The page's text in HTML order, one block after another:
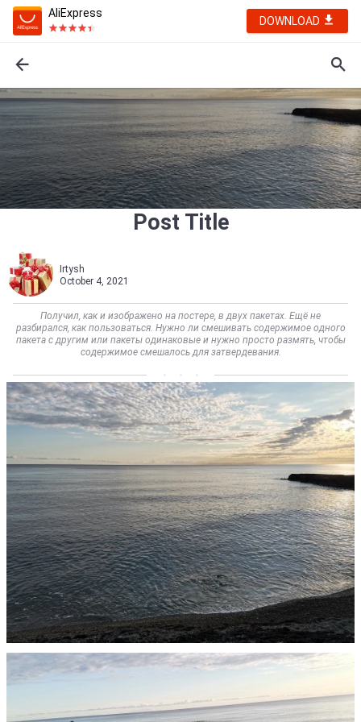
AliExpress
DOWNLOAD
Post Title
Irtysh
October 4, 2021
Получил, как и изображено на постере, в двух пакетах. Ещё не
разбирался, как пользоваться. Нужно ли смешивать содержимое одного
пакета с другим или пакеты одинаковые и нужно просто размять, чтобы
содержимое смешалось для затвердевания.